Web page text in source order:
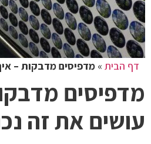
דף הבית » מדפיסים מדבקות –
מדפיסים
עושים את זה